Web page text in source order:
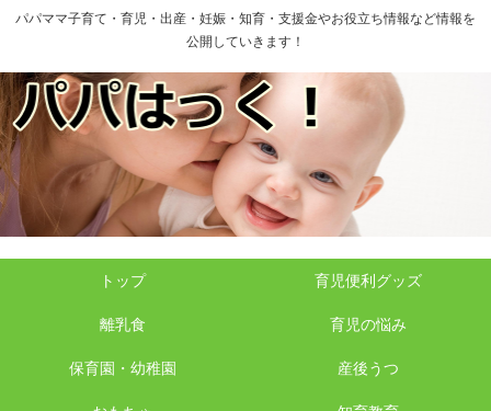
パパママ子育て・育児・出産・妊娠・知育・支援金やお役立ち情報など情報を
公開していきます！
トップ 育児便利グッズ
離乳食 育児の悩み
保育園・幼稚園 産後うつ